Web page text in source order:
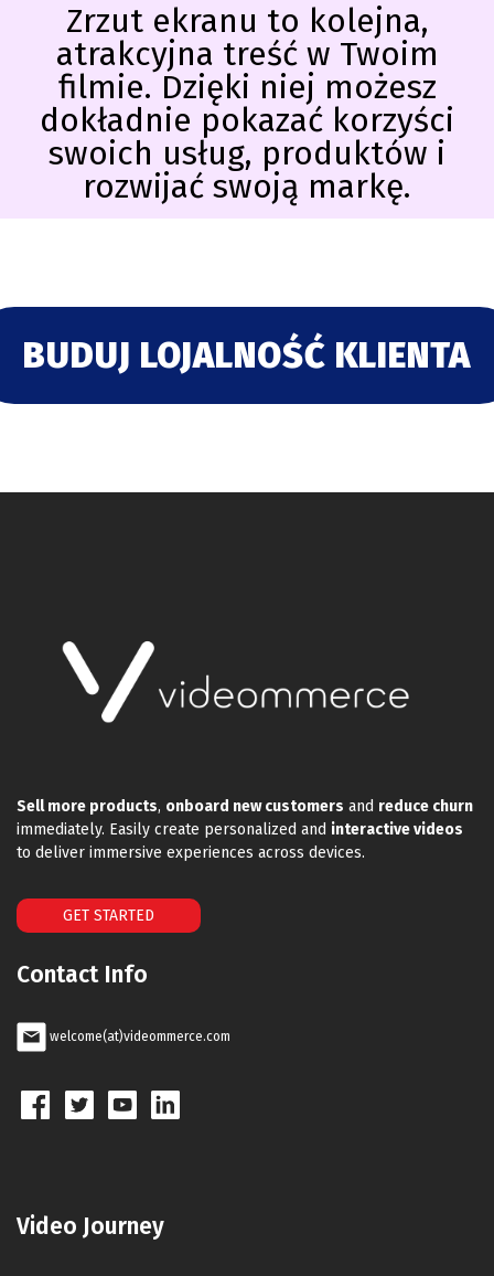
Zrzut ekranu to kolejna,
atrakcyjna treść w Twoim
filmie. Dzięki niej możesz
dokładnie pokazać korzyści
swoich usług, produktów i
rozwijać swoją markę.
BUDUJ LOJALNOŚĆ KLIENTA
Sell more products, onboard new customers and reduce churn
immediately. Easily create personalized and interactive videos
to deliver immersive experiences across devices.
GET STARTED
Contact Info
welcome(at)videommerce.com
Video Journey